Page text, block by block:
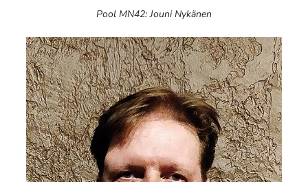
Pool MN42: Jouni Nykänen